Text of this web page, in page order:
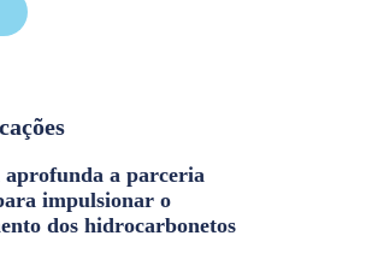
aprofunda a parceria
impulsionar o
dos hidrocarbonetos